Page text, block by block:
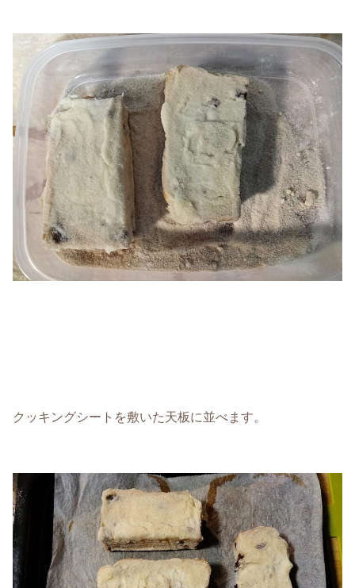
クッキングシートを敷いた天板に並べます。